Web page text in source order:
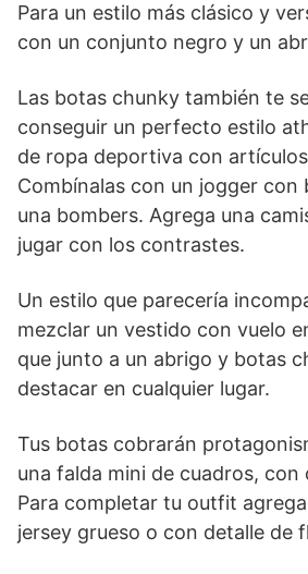
Para un estilo más clásico y
con un conjunto negro y un
Las botas chunky también te
conseguir un perfecto estilo
de ropa deportiva con
Combínalas con un jogger con
una bombers. Agrega una
jugar con los contrastes.
Un estilo que parecería
mezclar un vestido con vuelo
que junto a un abrigo y botas
destacar en cualquier lugar.
Tus botas cobrarán
una falda mini de cuadros, con
Para completar tu outfit
jersey grueso o con detalle de